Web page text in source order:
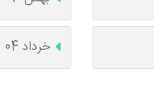
خرداد 04